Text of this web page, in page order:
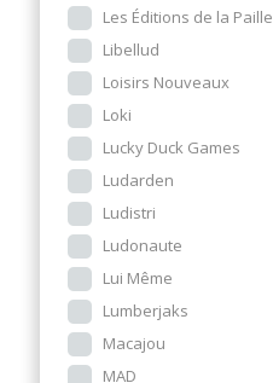
Les Éditions de la Paille
Libellud
Loisirs Nouveaux
Loki
Lucky Duck Games
Ludarden
Ludistri
Ludonaute
Lui Même
Lumberjaks
Macajou
MAD